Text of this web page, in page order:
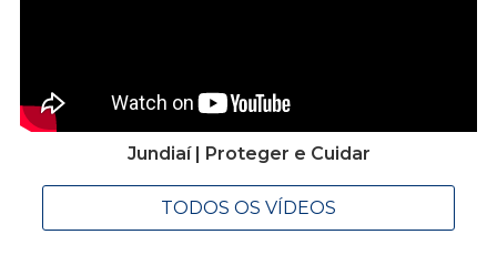
Jundiaí | Proteger e Cuidar
TODOS OS VÍDEOS